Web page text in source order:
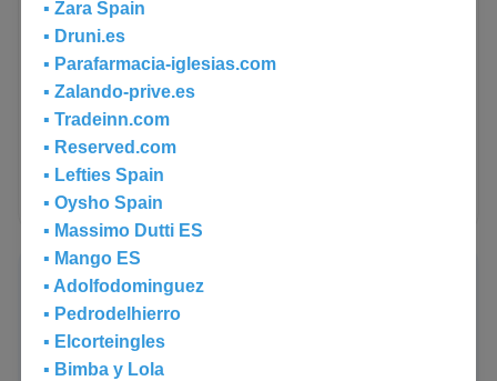
საკურიერო
გაიგეთ მეტი
კომერციული ტვირთები
✈️საჰაერო 🚐
ვახორციელებთ ნაკრები ტვირთების
გადაზიდვას ევროპიდან, ჩინეთიდან და
▪️ Zara Spain
▪️ Druni.es
▪️ Parafarmacia-iglesias.com
▪️ Zalando-prive.es
▪️ Tradeinn.com
▪️ Reserved.com
▪️ Lefties Spain
▪️ Oysho Spain
▪️ Massimo Dutti ES
▪️ Mango ES
▪️ Adolfodominguez
▪️ Pedrodelhierro
▪️ Elcorteingles
▪️ Bimba y Lola